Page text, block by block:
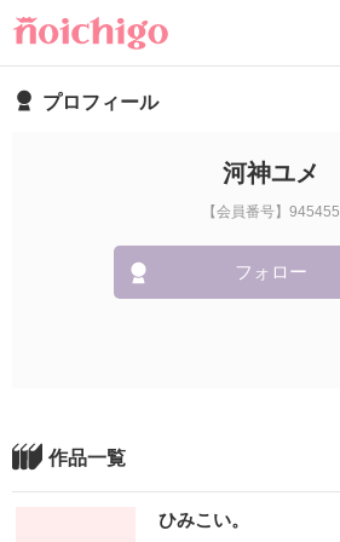
プロフィール
河神ユメ
【会員番号】945455
フォロー
作品一覧
ひみこい。